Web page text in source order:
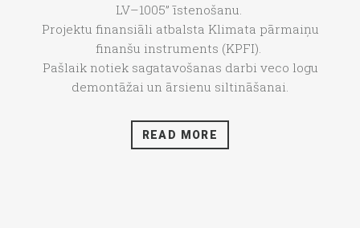
LV–1005” īstenošanu.
Projektu finansiāli atbalsta Klimata pārmaiņu
finanšu instruments (KPFI).
Pašlaik notiek sagatavošanas darbi veco logu
demontāžai un ārsienu siltināšanai.
READ MORE